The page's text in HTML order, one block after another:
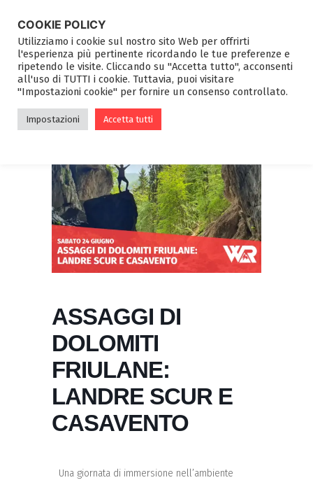
ASSAGGI DI
DOLOMITI
FRIULANE:
LANDRE SCUR E
CASAVENTO
Una giornata di immersione nell’ambiente
COOKIE POLICY
Utilizziamo i cookie sul nostro sito Web per offrirti
l'esperienza più pertinente ricordando le tue preferenze e
ripetendo le visite. Cliccando su "Accetta tutto", acconsenti
all'uso di TUTTI i cookie. Tuttavia, puoi visitare
"Impostazioni cookie" per fornire un consenso controllato.
Impostazioni Accetta tutti